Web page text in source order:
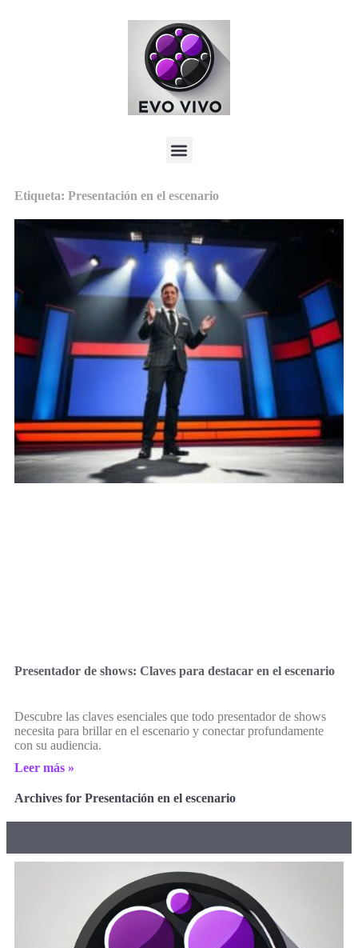
Etiqueta: Presentación en el escenario
Presentador de shows: Claves para destacar en el escenario
Descubre las claves esenciales que todo presentador de shows
necesita para brillar en el escenario y conectar profundamente
con su audiencia.
Leer más »
Archives for Presentación en el escenario